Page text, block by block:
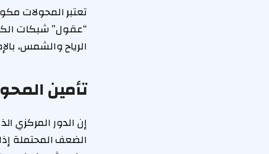
تعتبر المحولات
“عقول” شبكات
الرياح والشمس،
تأمين
إن الدور المركزي
الضعف المحتملة